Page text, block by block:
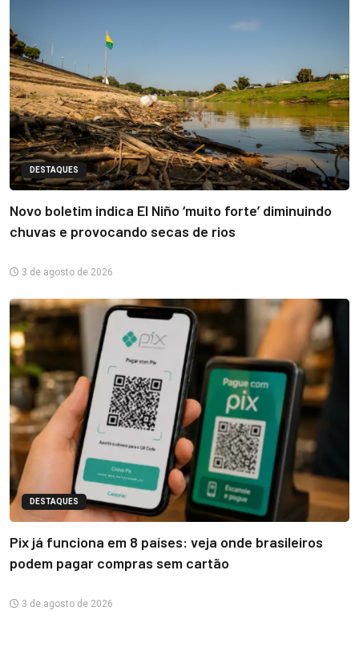
DESTAQUES
Novo boletim indica El Niño ‘muito forte’ diminuindo
chuvas e provocando secas de rios
3 de agosto de 2026
DESTAQUES
Pix já funciona em 8 países: veja onde brasileiros
podem pagar compras sem cartão
3 de agosto de 2026